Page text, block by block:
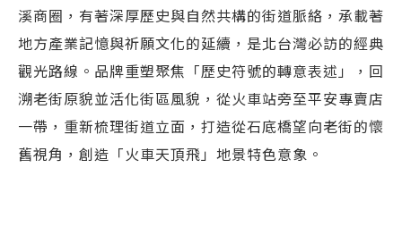
溪商圈，有著深厚歷史與自然共構的街道脈絡，承載著
地方產業記憶與祈願文化的延續，是北台灣必訪的經典
觀光路線。品牌重塑聚焦「歷史符號的轉意表述」，回
溯老街原貌並活化街區風貌，從火車站旁至平安專賣店
一帶，重新梳理街道立面，打造從石底橋望向老街的懷
舊視角，創造「火車天頂飛」地景特色意象。